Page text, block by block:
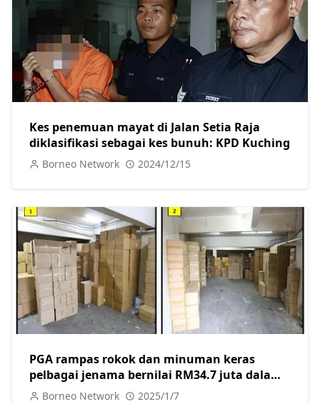
Kes penemuan mayat di Jalan Setia Raja
diklasifikasi sebagai kes bunuh: KPD Kuching
Borneo Network 2024/12/15
PGA rampas rokok dan minuman keras
pelbagai jenama bernilai RM34.7 juta dalam
dua serbuan berasingan di Kuching
Borneo Network 2025/1/7